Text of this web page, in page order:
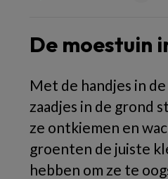
De moestuin
Met de handjes in
zaadjes in de grond
ze ontkiemen en
groenten de juiste
hebben om ze te